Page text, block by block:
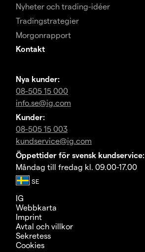
Nyheter och trading-idéer
Tradingstrategier
Morgonrapport
Kontakt
Nya kunder:
08-505 15 000
info.se@ig.com
Kunder:
08-505 15 003
kundservice@ig.com
Öppettider för svensk kundservice:
Måndag till fredag kl. 09.00-17.00
IG
Webbkarta
Imprint
Avtal och villkor
Sekretess
Cookies